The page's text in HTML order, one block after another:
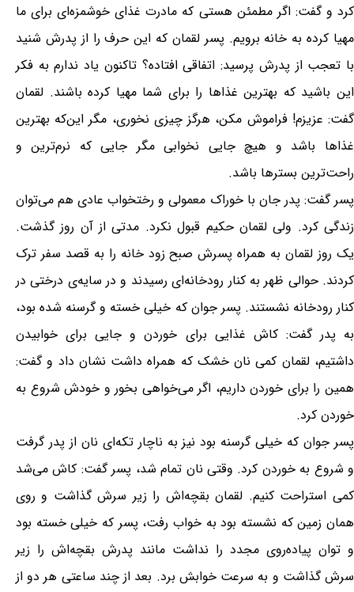
کرد و گفت: اگر مطمئن هستی که مادرت غذای خوشمزه‌ای برای ما
مهیا کرده به خانه برویم. پسر لقمان که این حرف را از پدرش شنید
با تعجب از پدرش پرسید: اتفاقی افتاده؟ تاکنون یاد ندارم به فکر
این باشید که بهترین غذاها را برای شما مهیا کرده باشند. لقمان
گفت: عزیزم! فراموش مکن، هرگز چیزی نخوری، مگر این‌که بهترین
غذاها باشد و هیچ جایی نخوابی مگر جایی که نرم‌ترین و
راحت‌ترین بسترها باشد.
پسر گفت: پدر جان با خوراک معمولی و رختخواب عادی هم می‌توان
زندگی کرد. ولی لقمان حکیم قبول نکرد. مدتی از آن روز گذشت.
یک روز لقمان به همراه پسرش صبح زود خانه را به قصد سفر ترک
کردند. حوالی ظهر به کنار رودخانه‌ای رسیدند و در سایه‌ی درختی در
کنار رودخانه نشستند. پسر جوان که خیلی خسته و گرسنه شده بود،
به پدر گفت: کاش غذایی برای خوردن و جایی برای خوابیدن
داشتیم، لقمان کمی نان خشک که همراه داشت نشان داد و گفت:
همین را برای خوردن داریم، اگر می‌خواهی بخور و خودش شروع به
خوردن کرد.
پسر جوان که خیلی گرسنه بود نیز به ناچار تکه‌ای نان از پدر گرفت
و شروع به خوردن کرد. وقتی نان تمام شد، پسر گفت: کاش می‌شد
کمی استراحت کنیم. لقمان بقچه‌اش را زیر سرش گذاشت و روی
همان زمین که نشسته بود به خواب رفت، پسر که خیلی خسته بود
و توان پیاده‌روی مجدد را نداشت مانند پدرش بقچه‌اش را زیر
سرش گذاشت و به سرعت خوابش برد. بعد از چند ساعتی هر دو از